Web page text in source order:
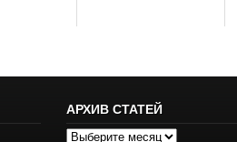
АРХИВ СТАТЕЙ
Архив